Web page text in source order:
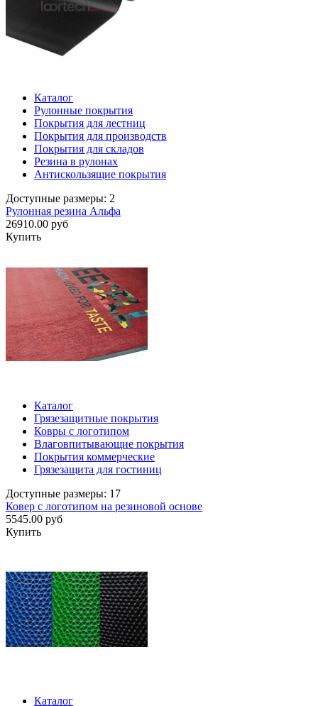
Каталог
Рулонные покрытия
Покрытия для лестниц
Покрытия для производств
Покрытия для складов
Резина в рулонах
Антискользящие покрытия
Доступные размеры: 2
Рулонная резина Альфа
26910.00 руб
Купить
Каталог
Грязезащитные покрытия
Ковры с логотипом
Влаговпитывающие покрытия
Покрытия коммерческие
Грязезащита для гостиниц
Доступные размеры: 17
Ковер с логотипом на резиновой основе
5545.00 руб
Купить
Каталог